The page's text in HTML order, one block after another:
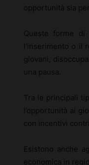
opportunità sia
Queste forme di
l’inserimento o
giovani,
una pausa.
Tra le principali
l’opportunità ai
con incentivi
Esistono anche
economica in